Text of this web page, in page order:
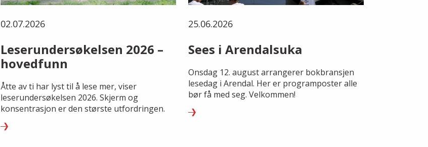
02.07.2026
Leserundersøkelsen 2026 –
hovedfunn
Åtte av ti har lyst til å lese mer, viser
leserundersøkelsen 2026. Skjerm og
konsentrasjon er den største utfordringen.
25.06.2026
Sees i Arendalsuka
Onsdag 12. august arrangerer bokbransjen
lesedag i Arendal. Her er programposter alle
bør få med seg. Velkommen!